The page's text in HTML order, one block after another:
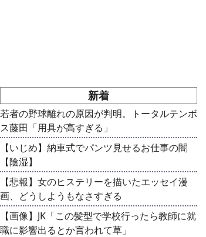
新着
若者の野球離れの原因が判明。トータルテンボ
ス藤田「用具が高すぎる」
【いじめ】納車式でパンツ見せるお仕事の闇
【陰湿】
【悲報】女のヒステリーを描いたエッセイ漫
画、どうしようもなさすぎる
【画像】JK「この髪型で学校行ったら教師に就
職に影響出るとか言われて草」